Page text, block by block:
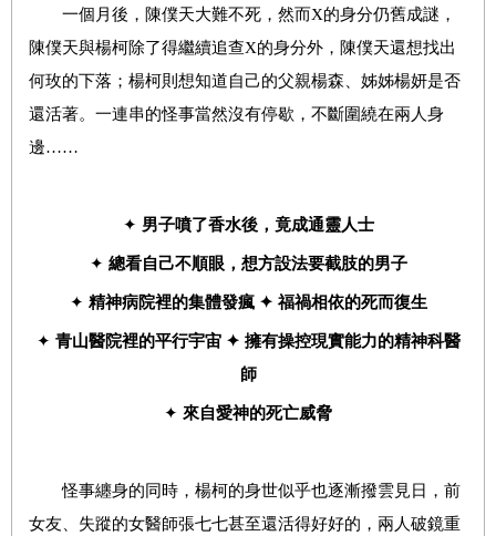
一個月後，陳僕天大難不死，然而X的身分仍舊成謎，
陳僕天與楊柯除了得繼續追查X的身分外，陳僕天還想找出
何玫的下落；楊柯則想知道自己的父親楊森、姊姊楊妍是否
還活著。一連串的怪事當然沒有停歇，不斷圍繞在兩人身
邊……
✦ 男子噴了香水後，竟成通靈人士
✦ 總看自己不順眼，想方設法要截肢的男子
✦ 精神病院裡的集體發瘋 ✦ 福禍相依的死而復生
✦ 青山醫院裡的平行宇宙 ✦ 擁有操控現實能力的精神科醫
師
✦ 來自愛神的死亡威脅
怪事纏身的同時，楊柯的身世似乎也逐漸撥雲見日，前
女友、失蹤的女醫師張七七甚至還活得好好的，兩人破鏡重